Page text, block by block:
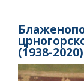
(1938-2020)